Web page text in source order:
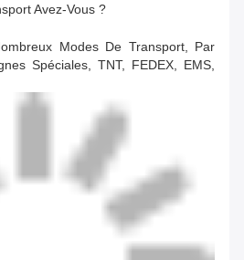
Avez-Vous ?
Modes De Transport, Par
Spéciales, TNT, FEDEX, EMS,